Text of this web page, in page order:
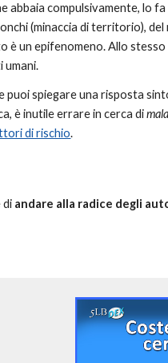
abbaia compulsivamente, lo
(minaccia di territorio),
è un epifenomeno. Allo stesso
umani.
puoi spiegare una risposta
è inutile errare in cerca di
di rischio.
di andare alla radice degli